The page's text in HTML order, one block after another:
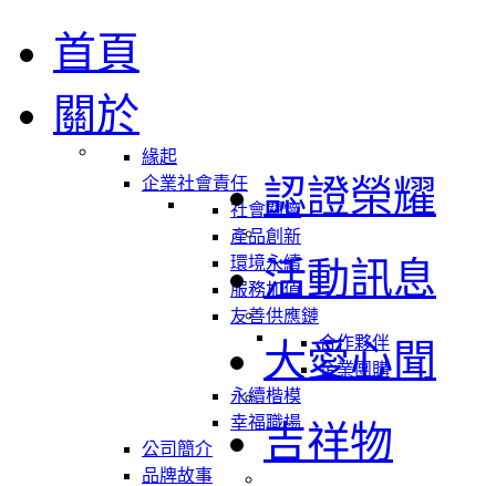
首頁
關於
緣起
企業社會責任
社會關懷
產品創新
環境永續
服務加值
友善供應鏈
合作夥伴
企業團購
永續楷模
幸福職場
公司簡介
品牌故事
認證榮耀
活動訊息
大愛心聞
吉祥物